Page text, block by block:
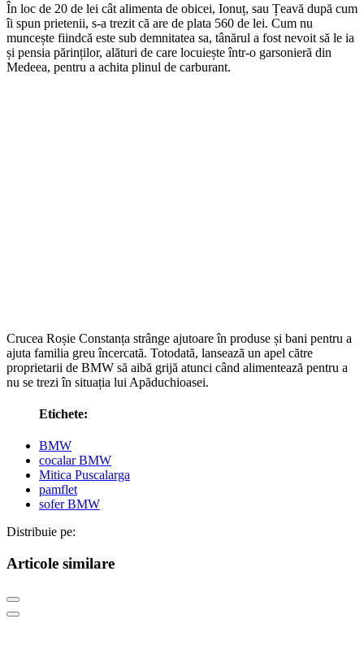
În loc de 20 de lei cât alimenta de obicei, Ionuț, sau Țeavă după cum
îi spun prietenii, s-a trezit că are de plata 560 de lei. Cum nu
muncește fiindcă este sub demnitatea sa, tânărul a fost nevoit să le ia
și pensia părinților, alături de care locuiește într-o garsonieră din
Medeea, pentru a achita plinul de carburant.
Crucea Roșie Constanța strânge ajutoare în produse și bani pentru a
ajuta familia greu încercată. Totodată, lansează un apel către
proprietarii de BMW să aibă grijă atunci când alimentează pentru a
nu se trezi în situația lui Apăduchioasei.
Etichete:
BMW
cocalar BMW
Mitica Puscalarga
pamflet
sofer BMW
Distribuie pe:
Articole similare